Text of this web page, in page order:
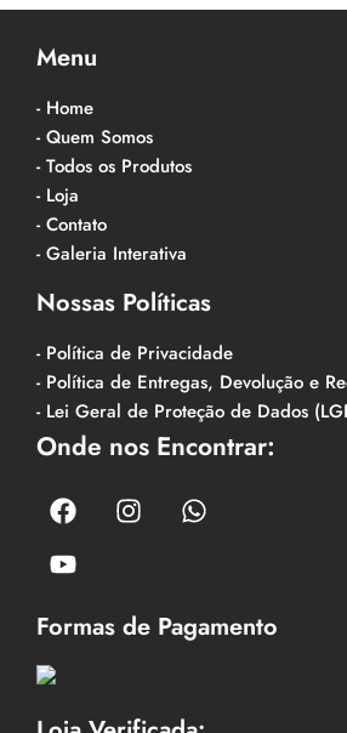
Menu
- Home
- Quem Somos
- Todos os Produtos
- Loja
- Contato
- Galeria Interativa
Nossas Políticas
- Política de Privacidade
- Política de Entregas, Devolução e
- Lei Geral de Proteção de Dados
Onde nos Encontrar:
Formas de Pagamento